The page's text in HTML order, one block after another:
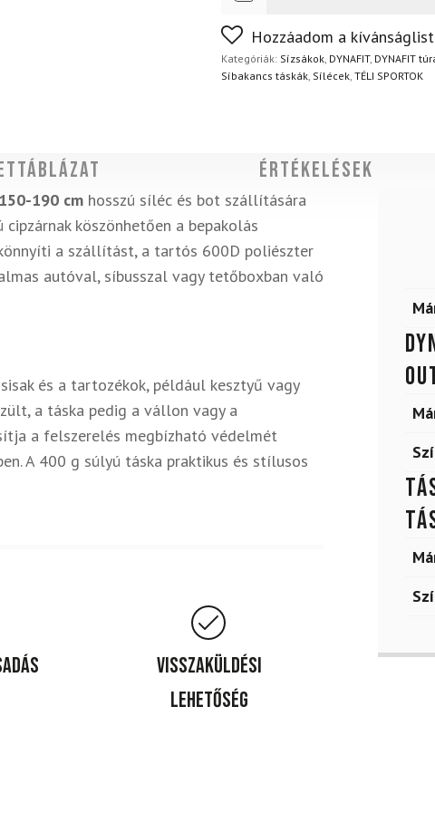
FoxPost
Nem biztos a választásában?
napon belül, indoklás nélkül.Mik
Hozzáadom a
Kategóriák: Sízsákok, DYNAFIT, DYNAFIT
Síbakancs táskák, Sílécek, TÉLI SPORTOK
Értékelések
150-190 cm hosszú síléc és bot szállítására
köszönhetően a bepakolás
a szállítást, a tartós 600D poliészter
autóval, síbusszal vagy tetőboxban való
és a tartozékok, például kesztyű vagy
a táska pedig a vállon vagy a
a felszerelés megbízható védelmét
A 400 g súlyú táska praktikus és stílusos
Visszaküldési
lehetőség